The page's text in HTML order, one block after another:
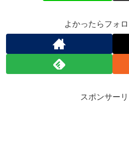
よかったらフォ
スポンサー